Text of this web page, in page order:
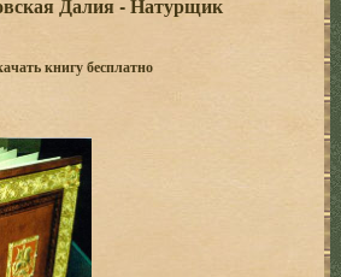
Далия - Натурщик
книгу бесплатно